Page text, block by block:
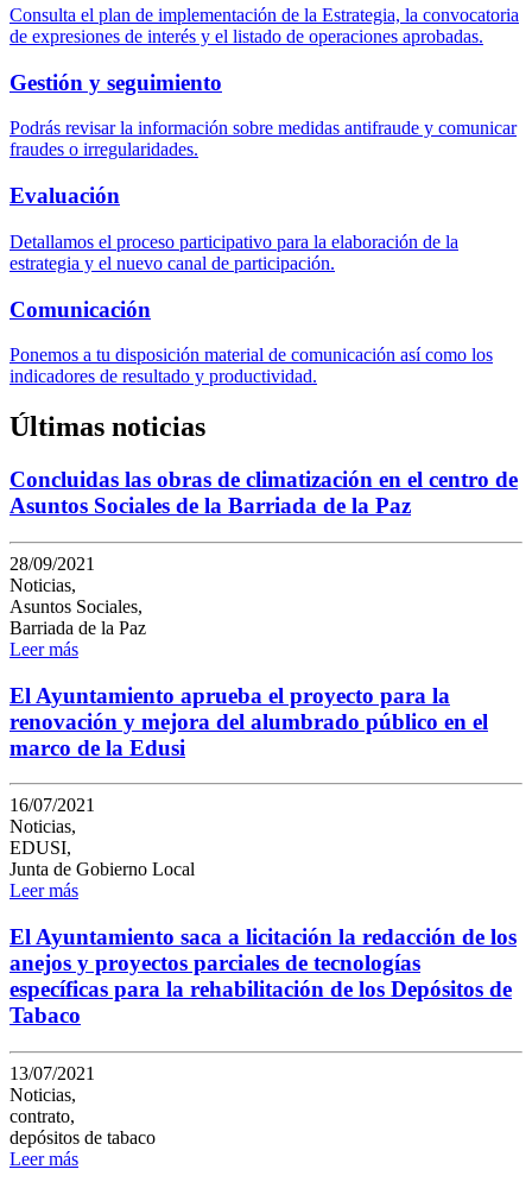
Consulta el plan de implementación de la Estrategia, la convocatoria
de expresiones de interés y el listado de operaciones aprobadas.
Gestión y seguimiento
Podrás revisar la información sobre medidas antifraude y comunicar
fraudes o irregularidades.
Evaluación
Detallamos el proceso participativo para la elaboración de la
estrategia y el nuevo canal de participación.
Comunicación
Ponemos a tu disposición material de comunicación así como los
indicadores de resultado y productividad.
Últimas noticias
Concluidas las obras de climatización en el centro de
Asuntos Sociales de la Barriada de la Paz
28/09/2021
Noticias,
Asuntos Sociales,
Barriada de la Paz
Leer más
El Ayuntamiento aprueba el proyecto para la
renovación y mejora del alumbrado público en el
marco de la Edusi
16/07/2021
Noticias,
EDUSI,
Junta de Gobierno Local
Leer más
El Ayuntamiento saca a licitación la redacción de los
anejos y proyectos parciales de tecnologías
específicas para la rehabilitación de los Depósitos de
Tabaco
13/07/2021
Noticias,
contrato,
depósitos de tabaco
Leer más